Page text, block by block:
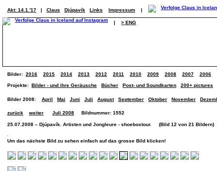
Akt: 14.1.'17 | Claus Djúpavík Links Impressum |
| > ENG
Bilder: 2016 2015 2014 2013 2012 2011 2010 2009 2008 2007 2006
Projekte: Bilder - und ihre Geräusche Bücher Post- und Soundkarten 200+ pictures
Bilder 2008: April Mai Juni Juli August September Oktober November
zurück weiter Juli 2008 Bildnummer: 1552
25.07.2008 – Djúpavík. Artisten und Jongleure - shoeboxtour. (Bild 12 von 21 Bildern)
Um das nächste Bild zu sehen einfach auf das grosse Bild klicken!